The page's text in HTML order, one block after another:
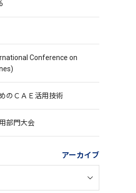
Conference on
のＣＡＥ活用技術
部門大会
アーカイブ